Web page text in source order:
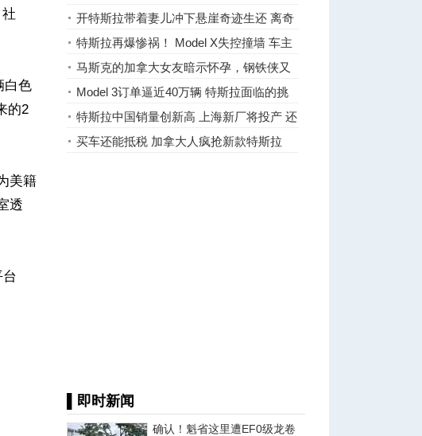
白色
的2
美籍
透
开特斯拉带着妻儿冲下悬崖奇迹生还 离奇
案件迎来真相
特斯拉再爆惨祸！ Model X失控撞墙 车主
葬身火海
马斯克的加拿大女友暗示怀孕，钢铁侠又
要当爹？
Model 3订单逼近40万辆 特斯拉面临的挑
战
特斯拉中国销量创新高 上海新厂将投产 还
成立党组织..
买车还能抵税 加拿大人疯抢新款特斯拉
▌即时新闻
确认！魁省这里遭EF0级龙卷